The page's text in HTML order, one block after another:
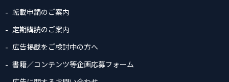
転載申請のご案内
定期購読のご案内
広告掲載をご検討中の方へ
書籍／コンテンツ等企画応募フォーム